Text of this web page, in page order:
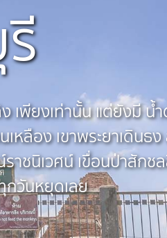
เพียงเท่านั้น แต่ยังมี น้
หลือง เขาพระยาเดินธ
ชนิเวศน์ เขื่อนป่าสักช
กวันหยุดเลย